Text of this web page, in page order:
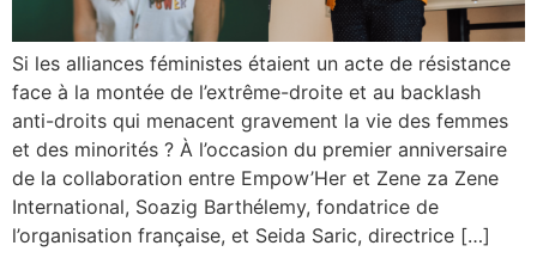
Si les alliances féministes étaient un acte de résistance
face à la montée de l’extrême-droite et au backlash
anti-droits qui menacent gravement la vie des femmes
et des minorités ? À l’occasion du premier anniversaire
de la collaboration entre Empow’Her et Zene za Zene
International, Soazig Barthélemy, fondatrice de
l’organisation française, et Seida Saric, directrice […]